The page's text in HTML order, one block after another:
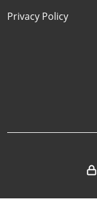
Privacy Policy